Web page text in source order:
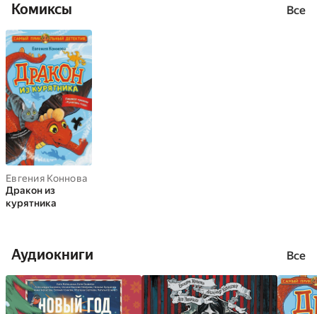
Комиксы Все
Евгения Коннова
Дракон из
курятника
Аудиокниги Все